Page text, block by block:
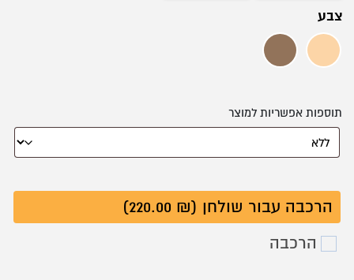
צבע
מרפילה (אלון בהיר)
פארוק (אגוז כהה)
תוספות אפשריות למוצר
הרכבה עבור שולחן (₪ 220.00)
הרכבה